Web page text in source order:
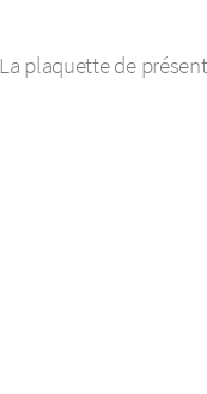
La plaquette de